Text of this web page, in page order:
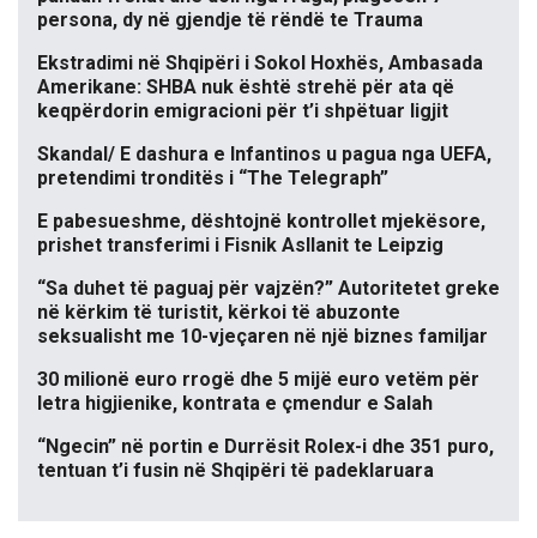
persona, dy në gjendje të rëndë te Trauma
Ekstradimi në Shqipëri i Sokol Hoxhës, Ambasada
Amerikane: SHBA nuk është strehë për ata që
keqpërdorin emigracioni për t’i shpëtuar ligjit
Skandal/ E dashura e Infantinos u pagua nga UEFA,
pretendimi tronditës i “The Telegraph”
E pabesueshme, dështojnë kontrollet mjekësore,
prishet transferimi i Fisnik Asllanit te Leipzig
“Sa duhet të paguaj për vajzën?” Autoritetet greke
në kërkim të turistit, kërkoi të abuzonte
seksualisht me 10-vjeçaren në një biznes familjar
30 milionë euro rrogë dhe 5 mijë euro vetëm për
letra higjienike, kontrata e çmendur e Salah
“Ngecin” në portin e Durrësit Rolex-i dhe 351 puro,
tentuan t’i fusin në Shqipëri të padeklaruara